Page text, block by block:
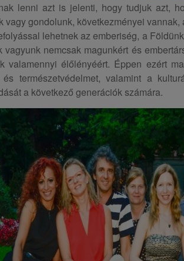
lenni azt is jelenti, hogy tudjuk azt,
vagy gondolunk, következményei
lehetnek az emberiség, a
vagyunk nemcsak magunkért és
valamennyi élőlényéért. Éppen ezért
és természetvédelmet, valamint a
a következő generációk számára.